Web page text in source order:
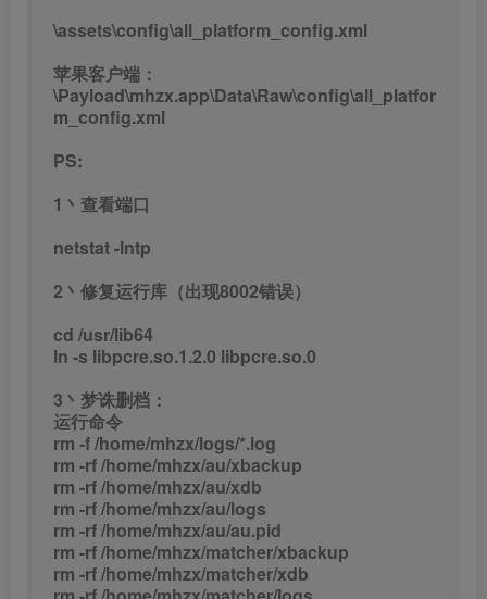
\assets\config\all_platform_config.xml
苹果客户端：
\Payload\mhzx.app\Data\Raw\config\all_platfor
m_config.xml
PS:
1丶查看端口
netstat -lntp
2丶修复运行库（出现8002错误）
cd /usr/lib64
ln -s libpcre.so.1.2.0 libpcre.so.0
3丶梦诛删档：
运行命令
rm -f /home/mhzx/logs/*.log
rm -rf /home/mhzx/au/xbackup
rm -rf /home/mhzx/au/xdb
rm -rf /home/mhzx/au/logs
rm -rf /home/mhzx/au/au.pid
rm -rf /home/mhzx/matcher/xbackup
rm -rf /home/mhzx/matcher/xdb